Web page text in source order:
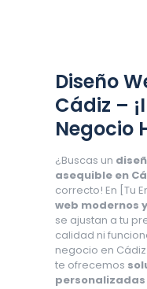
Diseño
Cádiz –
Negocio
¿Buscas un
asequible en
correcto! En [Tu
web modernos
se ajustan a tu
calidad ni
negocio en
te ofrecemos
personalizadas